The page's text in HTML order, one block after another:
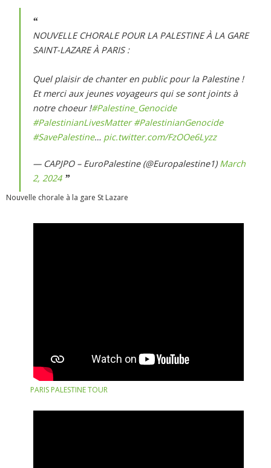
NOUVELLE CHORALE POUR LA PALESTINE À LA GARE
SAINT-LAZARE À PARIS :
Quel plaisir de chanter en public pour la Palestine !
Et merci aux jeunes voyageurs qui se sont joints à
notre choeur !#Palestine_Genocide
#PalestinianLivesMatter #PalestinianGenocide
#SavePalestine… pic.twitter.com/FzOOe6Lyzz
— CAPJPO – EuroPalestine (@Europalestine1) March
2, 2024
Nouvelle chorale à la gare St Lazare
PARIS PALESTINE TOUR